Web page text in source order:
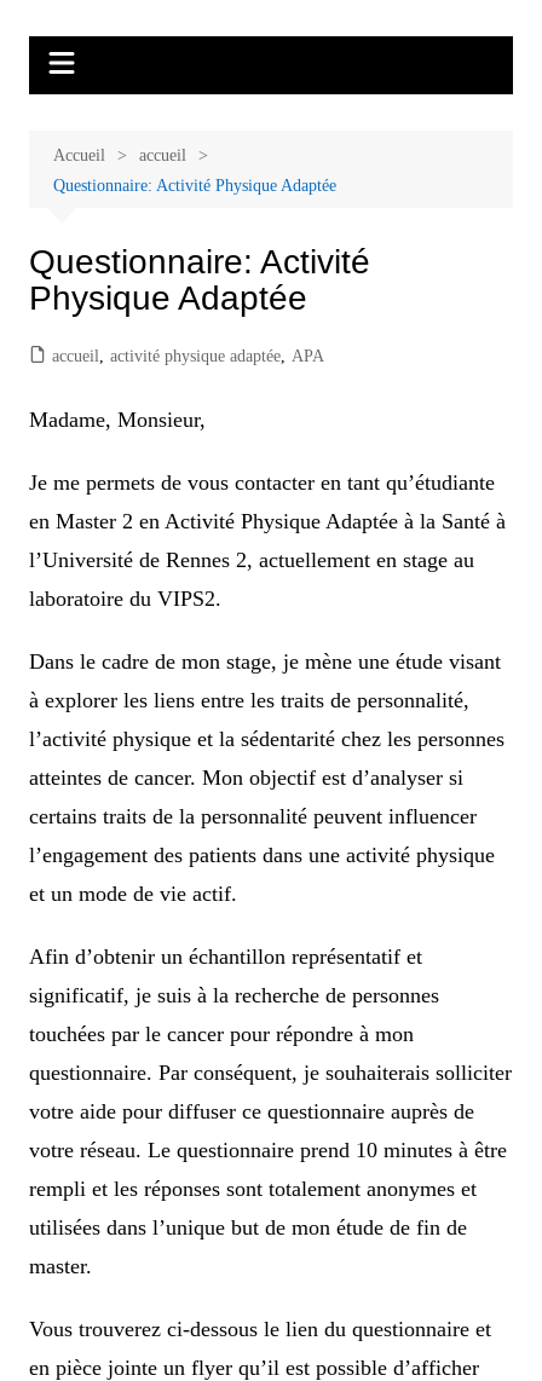
contenu
Malades et proches, Vivre avec et
après le cancer
thérapeutique, sophrologie, sport adapté, art thérapie, musico thérapie…
Accueil
accueil
Questionnaire: Activité Physique Adaptée
Questionnaire: Activité
Physique Adaptée
accueil activité physique adaptée, APA
Madame, Monsieur,
Je me permets de vous contacter en tant qu’étudiante
en Master 2 en Activité Physique Adaptée à la Santé à
l’Université de Rennes 2, actuellement en stage au
laboratoire du VIPS2.
Dans le cadre de mon stage, je mène une étude visant
à explorer les liens entre les traits de personnalité,
l’activité physique et la sédentarité chez les personnes
atteintes de cancer. Mon objectif est d’analyser si
certains traits de la personnalité peuvent influencer
l’engagement des patients dans une activité physique
et un mode de vie actif.
Afin d’obtenir un échantillon représentatif et
significatif, je suis à la recherche de personnes
touchées par le cancer pour répondre à mon
questionnaire. Par conséquent, je souhaiterais solliciter
votre aide pour diffuser ce questionnaire auprès de
votre réseau. Le questionnaire prend 10 minutes à être
rempli et les réponses sont totalement anonymes et
utilisées dans l’unique but de mon étude de fin de
master.
Vous trouverez ci-dessous le lien du questionnaire et
en pièce jointe un flyer qu’il est possible d’afficher